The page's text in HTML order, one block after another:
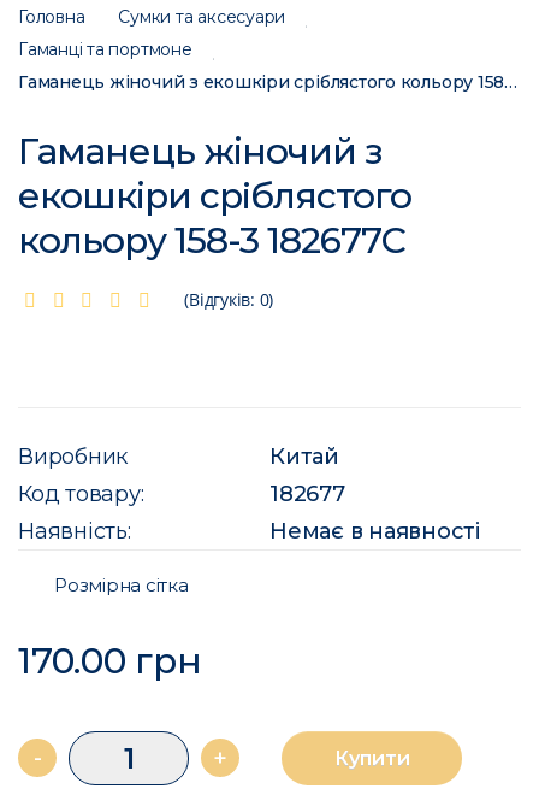
Головна
Сумки та аксесуари
Гаманці та портмоне
Гаманець жіночий з екошкіри срiблястого кольору 158-3 182677C
Гаманець жіночий з
екошкіри срiблястого
кольору 158-3 182677C
(Відгуків: 0)
Виробник
Китай
Код товару:
182677
Наявність:
Немає в наявності
Розмірна сітка
170.00 грн
- + Купити